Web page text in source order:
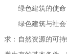
绿色建筑的使命
绿色建筑与社会
求：自然资源的可